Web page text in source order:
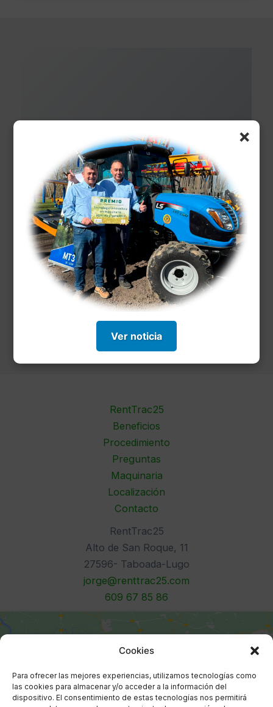
Cookies
Para ofrecer las mejores experiencias, utilizamos tecnologías como
las cookies para almacenar y/o acceder a la información del
dispositivo. El consentimiento de estas tecnologías nos permitirá
×
Ver noticia
Con un equipo de profesionales altamente
cualificados y con gran experiencia,
asesoramos a cada cliente para que
encuentre la máquina ideal para su
actividad. Confianza, flexibilidad y
eficiencia son nuestros pilares. Le
ofreceremos un presupuesto adaptado a
sus necesidades
Contáctanos
RentTrac25
Beneficios
Procedimiento
Preguntas
Maquinaria
Localización
Contacto
RentTrac25
Alto de San Roque, 11
27596- Taboada-Lugo
jorge@renttrac25.com
609 67 85 86
Haz clic para aceptar cookies de